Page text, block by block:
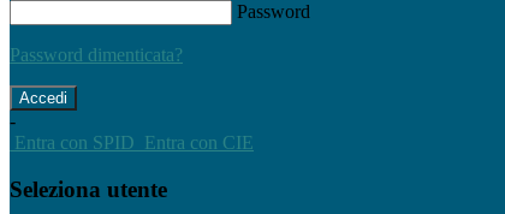
Password
Password dimenticata?
-
Entra con SPID Entra con CIE
Seleziona utente